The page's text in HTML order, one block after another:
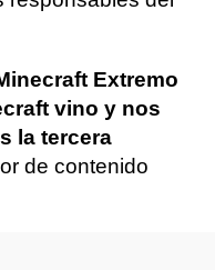
Extremo
vino y nos
la tercera
de contenido